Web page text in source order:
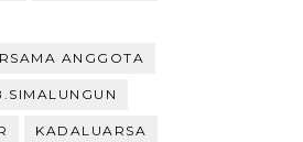
ANGGOTA
KADALUARSA